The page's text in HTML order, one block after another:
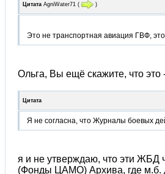
Цитата AgniWater71 ( )
Это не транспортная авиация ГВФ,
Ольга, Вы ещё скажите, что это
Цитата
Я не согласна, что Журналы боевых
я и не утверждаю, что эти ЖБД
(Фонды ЦАМО) Архива, где м.б.